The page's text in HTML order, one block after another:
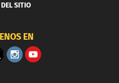
SITIO
EN